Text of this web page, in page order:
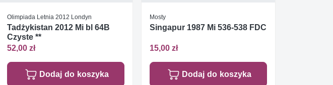
Olimpiada Letnia 2012 Londyn
Tadżykistan 2012 Mi bl 64B
Czyste **
52,00 zł
Dodaj do koszyka
Mosty
Singapur 1987 Mi 536-538 FDC
15,00 zł
Dodaj do koszyka